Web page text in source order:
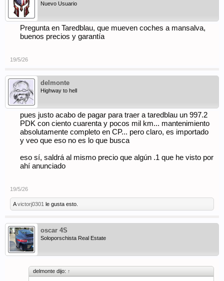
Nuevo Usuario
Pregunta en Taredblau, que mueven coches a mansalva,
buenos precios y garantía
19/5/26
delmonte
Highway to hell
pues justo acabo de pagar para traer a taredblau un 997.2
PDK con ciento cuarenta y pocos mil km... mantenimiento
absolutamente completo en CP... pero claro, es importado
y veo que eso no es lo que busca
eso sí, saldrá al mismo precio que algún .1 que he visto por
ahí anunciado
19/5/26
Avictorj0301 le gusta esto.
oscar 4S
Soloporschista Real Estate
delmonte dijo: ↑